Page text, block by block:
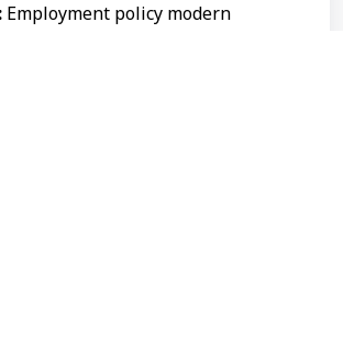
Employment policy modern